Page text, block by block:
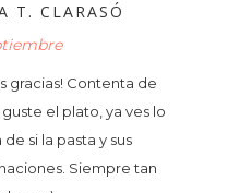
T. CLARASÓ
gracias! Contenta de
el plato, ya ves lo
si la pasta y sus
Siempre tan